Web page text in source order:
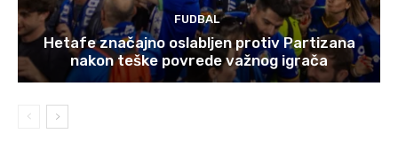
FUDBAL
Hetafe značajno oslabljen protiv Partizana
nakon teške povrede važnog igrača